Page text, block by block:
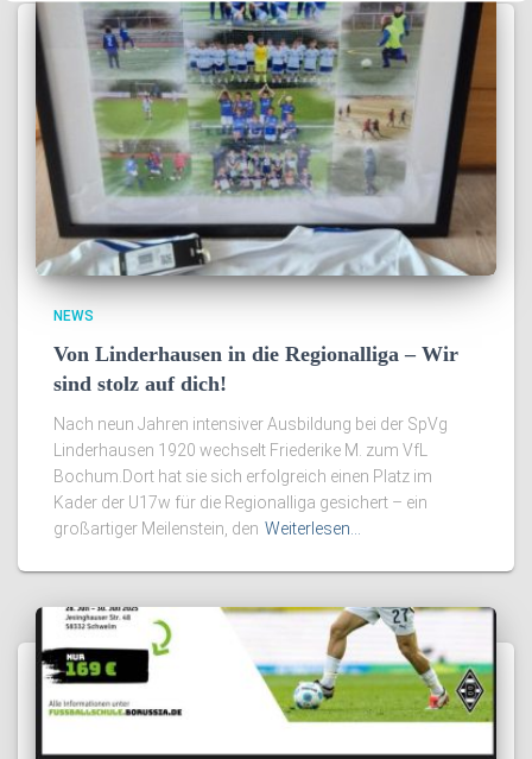
NEWS
Von Linderhausen in die Regionalliga – Wir
sind stolz auf dich!
Nach neun Jahren intensiver Ausbildung bei der SpVg
Linderhausen 1920 wechselt Friederike M. zum VfL
Bochum.Dort hat sie sich erfolgreich einen Platz im
Kader der U17w für die Regionalliga gesichert – ein
großartiger Meilenstein, den Weiterlesen…